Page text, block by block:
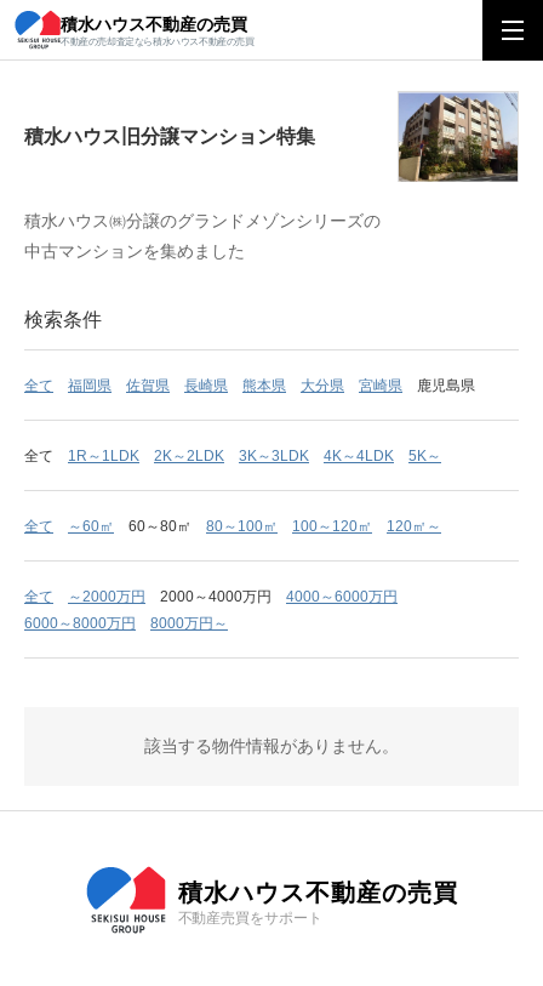
積水ハウス不動産の売買
不動産の売却査定なら積水ハウス不動産の売買
積水ハウス旧分譲マンション特集
積水ハウス旧分譲マンション特集
積水ハウス㈱分譲のグランドメゾンシリーズの
中古マンションを集めました
検索条件
全て 福岡県 佐賀県 長崎県 熊本県 大分県 宮崎県 鹿児島県
全て 1R～1LDK 2K～2LDK 3K～3LDK 4K～4LDK 5K～
全て ～60㎡ 60～80㎡ 80～100㎡ 100～120㎡ 120㎡～
全て ～2000万円 2000～4000万円
4000～6000万円
6000～8000万円
8000万円～
該当する物件情報がありません。
積水ハウス不動産の売買
不動産売買をサポート